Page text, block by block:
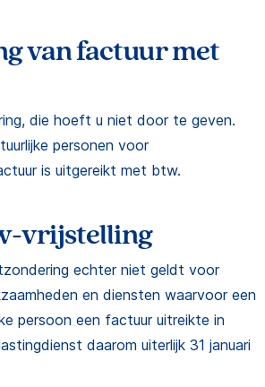
van factuur met
die hoeft u niet door te geven.
personen voor
is uitgereikt met btw.
vrijstelling
echter niet geldt voor
en diensten waarvoor een
persoon een factuur uitreikte in
daarom uiterlijk 31 januari